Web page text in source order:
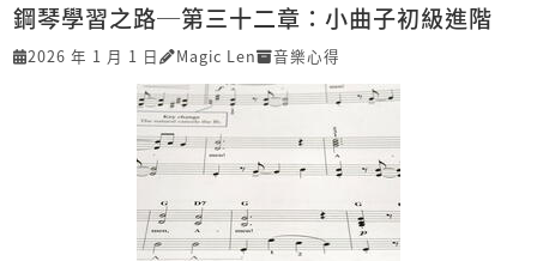
鋼琴學習之路─第三十二章：小曲子初級進階
2026 年 1 月 1 日 Magic Len 音樂心得